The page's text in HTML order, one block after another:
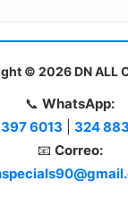
© 2026 DN ALL
📞 WhatsApp:
6013
324
📧 Correo: